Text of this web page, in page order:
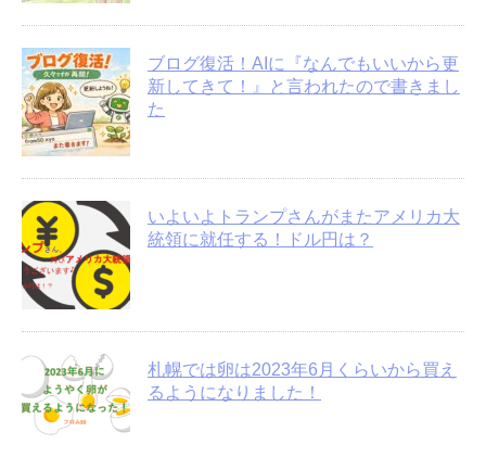
ブログ復活！AIに『なんでもいいから更
新してきて！』と言われたので書きまし
た
いよいよトランプさんがまたアメリカ大
統領に就任する！ドル円は？
札幌では卵は2023年6月くらいから買え
るようになりました！